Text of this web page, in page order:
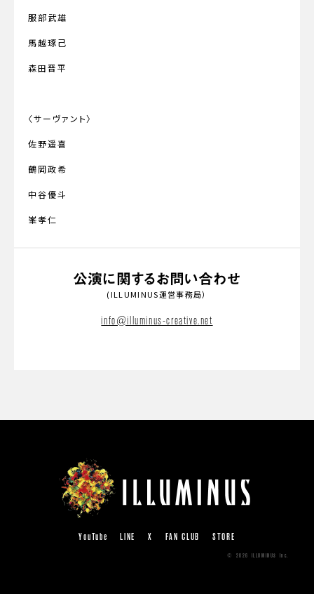
服部武雄
馬越琢己
森田晋平
〈サーヴァント〉
佐野遥喜
鶴岡政希
中谷優斗
峯孝仁
公演に関するお問い合わせ
(ILLUMINUS運営事務局）
info@illuminus-creative.net
YouTube LINE X FAN CLUB STORE
© 2026 ILLUMINUS Inc.